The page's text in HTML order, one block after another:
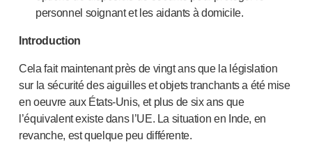
Outillage, technique et développement
Capacités de recherche et développement
Conception axée sur le patient
Gestion de projet
Partenariats
Services de qualité et de conformité réglementaire
Services de conception de dispositifs
personnel soignant et les aidants à domicile.
Introduction
Cela fait maintenant près de vingt ans que la législation
sur la sécurité des aiguilles et objets tranchants a été mise
en oeuvre aux États-Unis, et plus de six ans que
l’équivalent existe dans l’UE. La situation en Inde, en
revanche, est quelque peu différente.